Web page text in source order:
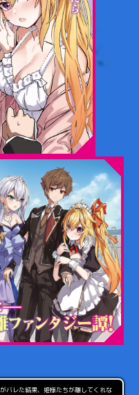
バレた結果、姫様たちが離してくれな